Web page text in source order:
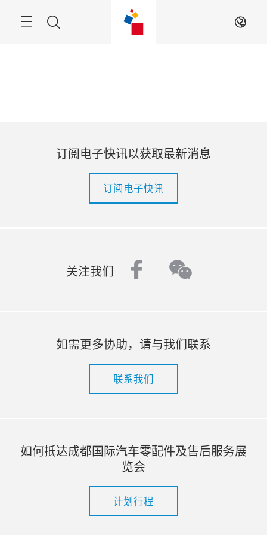
菜
ZH
订阅电子快讯以获取最新消息
订阅电子快讯
关注我们 facebook
wechat
如需更多协助，请与我们联系
联系我们
如何抵达成都国际汽车零配件及售后服务展
览会
计划行程